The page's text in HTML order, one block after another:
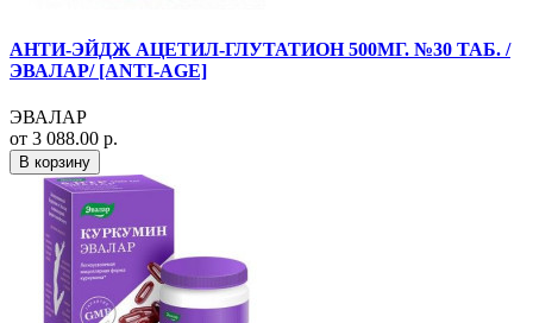
АНТИ-ЭЙДЖ АЦЕТИЛ-ГЛУТАТИОН 500МГ. №30 ТАБ. /
ЭВАЛАР/ [ANTI-AGE]
ЭВАЛАР
от 3 088.00 р.
В корзину